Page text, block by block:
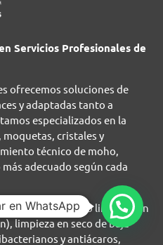
Servicios Profesionales de
ofrecemos soluciones de
y adaptadas tanto a
especializados en la
cristales y
técnico de moho,
adecuado según cada
como limpieza en
limpieza en seco de baja
y antiácaros,
en WhatsApp